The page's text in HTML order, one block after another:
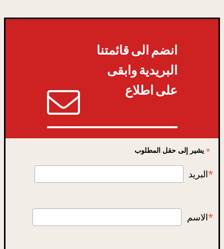
انضم الى قائمتنا
البريدية وابقى
على اطلاع
*يشير إلى حقل المطلوب
* البريد
* الاسم